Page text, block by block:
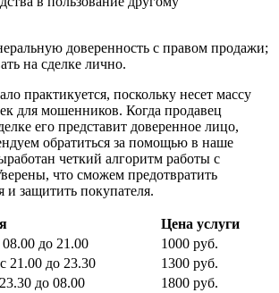
доверенность с правом продажи;
на сделке лично.
практикуется, поскольку несет массу
для мошенников. Когда продавец
его представит доверенное лицо,
обратиться за помощью в наше
четкий алгоритм работы с
что сможем предотвратить
и защитить покупателя.
Цена услуги
до 21.00
1000 руб.
21.00 до 23.30
1300 руб.
до 08.00
1800 руб.